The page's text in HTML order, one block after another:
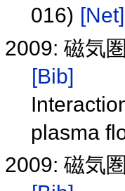
016) [Net]
2009: 磁気
[Bib]
plasma
2009: 磁気